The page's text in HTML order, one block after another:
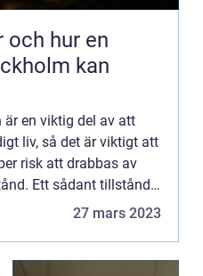
och hur en
kan
en viktig del av att
liv, så det är viktigt att
risk att drabbas av
Ett sådant tillstånd
synförlust om det...
27 mars 2023